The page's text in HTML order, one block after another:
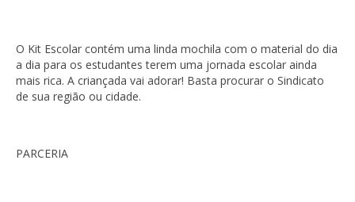
O Kit Escolar contém uma linda mochila com o material do dia
a dia para os estudantes terem uma jornada escolar ainda
mais rica. A criançada vai adorar! Basta procurar o Sindicato
de sua região ou cidade.
PARCERIA